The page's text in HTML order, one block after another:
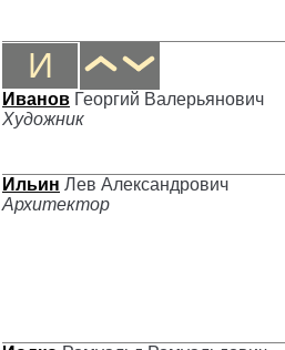
И
Иванов Георгий Валерьянович
Художник
Ильин Лев Александрович
Архитектор